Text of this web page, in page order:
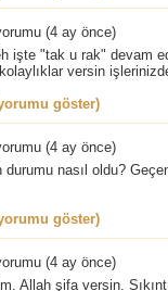
(4 ay önce)
işte "tak u rak" devam
versin
göster)
(4 ay önce)
durumu nasıl oldu?
göster)
(4 ay önce)
Allah şifa versin.